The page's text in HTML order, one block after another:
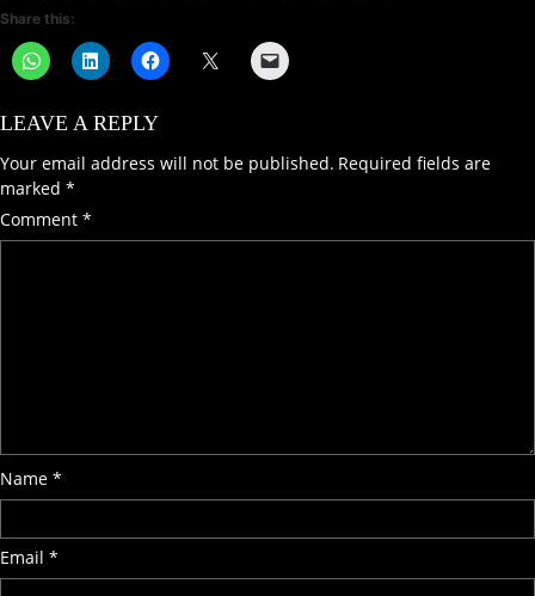
Share this:
LEAVE A REPLY
Your email address will not be published. Required fields are
marked *
Comment *
Name *
Email *